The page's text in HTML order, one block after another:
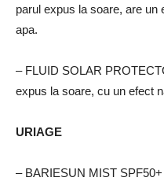
parul expus la soare, are
apa.
– FLUID SOLAR
expus la soare, cu un efect
URIAGE
– BARIESUN MIST SPF50+